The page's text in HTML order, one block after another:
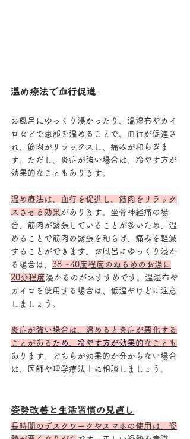
温め療法で血行促進
お風呂にゆっくり浸かったり、温湿布やカイ
ロなどで患部を温めることで、血行が促進さ
れ、筋肉がリラックスし、痛みが和らぎま
す。ただし、炎症が強い場合は、冷やす方が
効果的なこともあります。
温め療法は、血行を促進し、筋肉をリラック
スさせる効果 があります。坐骨神経痛の場
合、筋肉が緊張していることが多いため、温
めることで筋肉の緊張を和らげ、痛みを軽減
することができます。お風呂にゆっくり浸か
る場合は、 38～40度程度のぬるめのお湯に
20分程度浸かるのがおすすめです。温湿布や
カイロを使用する場合は、低温やけどに注意
しましょう。
炎症が強い場合は、温めると炎症が悪化する
ことがある ため、冷やす方が効果的 なことも
あります。どちらが効果的か分からない場合
は、医師や理学療法士に相談しましょう。
姿勢改善と生活習慣の見直し
長時間のデスクワークやスマホの使用は、姿